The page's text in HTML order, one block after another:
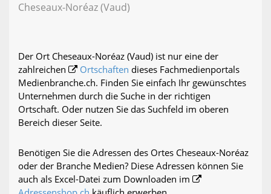
Cheseaux-Noréaz (Vaud)
Der Ort Cheseaux-Noréaz (Vaud) ist nur eine der
zahlreichen
Ortschaften dieses Fachmedienportals
Medienbranche.ch. Finden Sie einfach Ihr gewünschtes
Unternehmen durch die Suche in der richtigen
Ortschaft. Oder nutzen Sie das Suchfeld im oberen
Bereich dieser Seite.
Benötigen Sie die Adressen des Ortes Cheseaux-Noréaz
oder der Branche Medien? Diese Adressen können Sie
auch als Excel-Datei zum Downloaden im